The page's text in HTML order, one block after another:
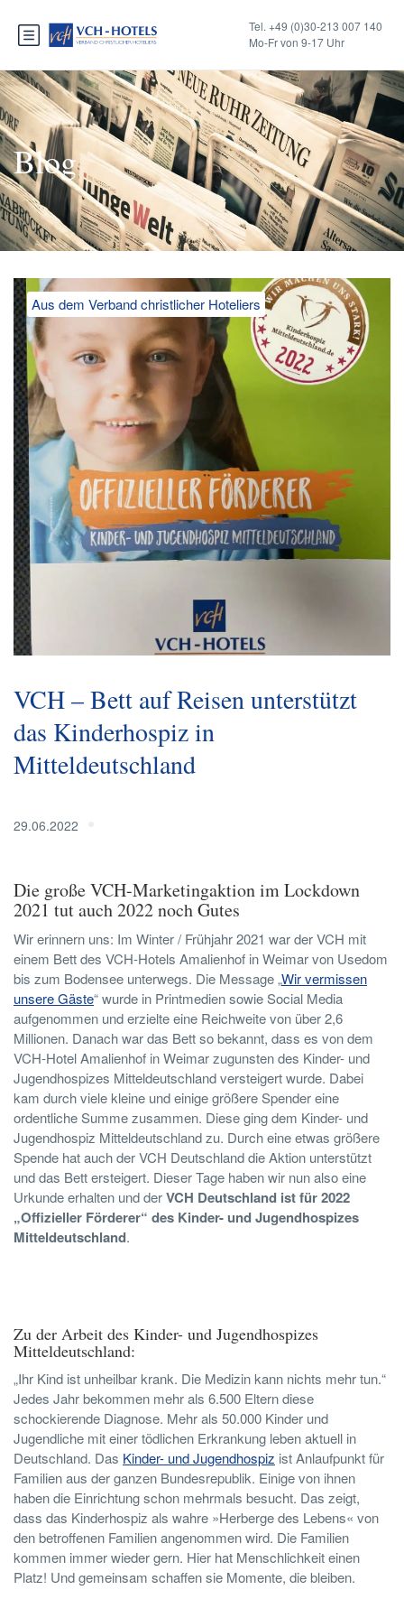
Tel. +49 (0)30-213 007 140
Mo-Fr von 9-17 Uhr
Blog
Aus dem Verband christlicher Hoteliers
VCH – Bett auf Reisen unterstützt
das Kinderhospiz in
Mitteldeutschland
29.06.2022
Die große VCH-Marketingaktion im Lockdown
2021 tut auch 2022 noch Gutes
Wir erinnern uns: Im Winter / Frühjahr 2021 war der VCH mit
einem Bett des VCH-Hotels Amalienhof in Weimar von Usedom
bis zum Bodensee unterwegs. Die Message „Wir vermissen
unsere Gäste“ wurde in Printmedien sowie Social Media
aufgenommen und erzielte eine Reichweite von über 2,6
Millionen. Danach war das Bett so bekannt, dass es von dem
VCH-Hotel Amalienhof in Weimar zugunsten des Kinder- und
Jugendhospizes Mitteldeutschland versteigert wurde. Dabei
kam durch viele kleine und einige größere Spender eine
ordentliche Summe zusammen. Diese ging dem Kinder- und
Jugendhospiz Mitteldeutschland zu. Durch eine etwas größere
Spende hat auch der VCH Deutschland die Aktion unterstützt
und das Bett ersteigert. Dieser Tage haben wir nun also eine
Urkunde erhalten und derVCH Deutschland ist für 2022
„Offizieller Förderer“ des Kinder- und Jugendhospizes
Mitteldeutschland.
Zu der Arbeit des Kinder- und Jugendhospizes
Mitteldeutschland:
„Ihr Kind ist unheilbar krank. Die Medizin kann nichts mehr tun.“
Jedes Jahr bekommen mehr als 6.500 Eltern diese
schockierende Diagnose. Mehr als 50.000 Kinder und
Jugendliche mit einer tödlichen Erkrankung leben aktuell in
Deutschland. Das Kinder- und Jugendhospiz ist Anlaufpunkt für
Familien aus der ganzen Bundesrepublik. Einige von ihnen
haben die Einrichtung schon mehrmals besucht. Das zeigt,
dass das Kinderhospiz als wahre »Herberge des Lebens« von
den betroffenen Familien angenommen wird. Die Familien
kommen immer wieder gern. Hier hat Menschlichkeit einen
Platz! Und gemeinsam schaffen sie Momente, die bleiben.